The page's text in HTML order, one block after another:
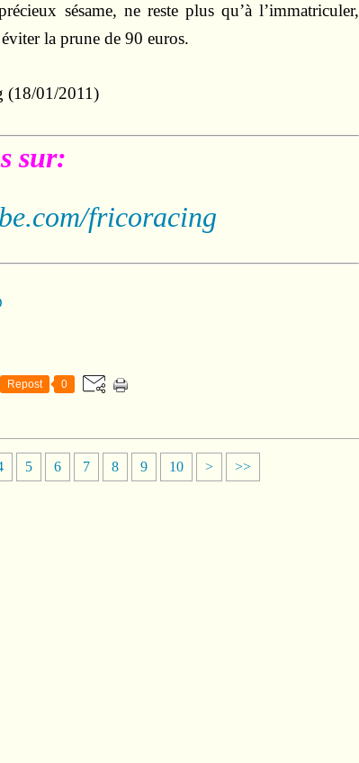
sésame, ne reste plus qu’à l’immatriculer,
la prune de 90 euros.
(18/01/2011)
sur:
fricoracing
Repost 0
5 6 7 8 9 10 > >>